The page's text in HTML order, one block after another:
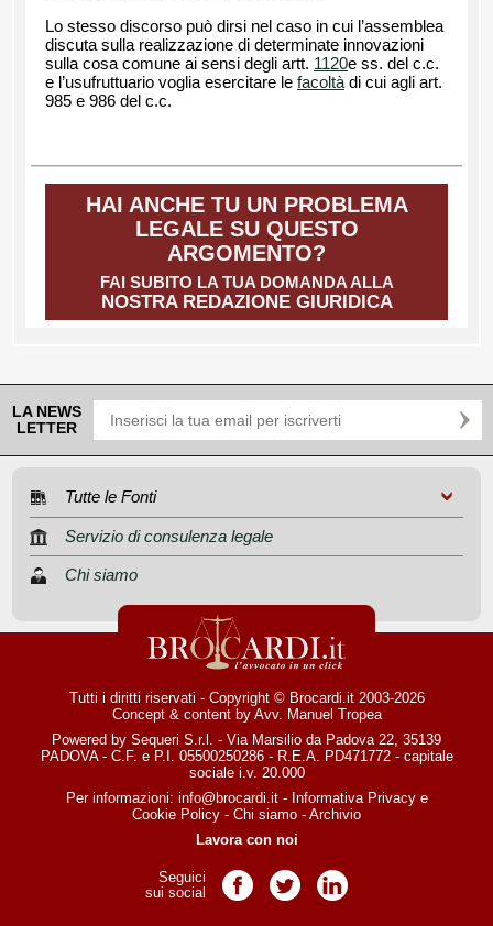
Lo stesso discorso può dirsi nel caso in cui l’assemblea
discuta sulla realizzazione di determinate innovazioni
sulla cosa comune ai sensi degli artt. 1120e ss. del c.c.
e l’usufruttuario voglia esercitare le facoltà di cui agli art.
985 e 986 del c.c.
HAI ANCHE TU UN PROBLEMA
LEGALE SU QUESTO
ARGOMENTO?
FAI SUBITO LA TUA DOMANDA ALLA
NOSTRA REDAZIONE GIURIDICA
LA NEWS
LETTER
Tutte le Fonti
Servizio di consulenza legale
Chi siamo
Tutti i diritti riservati - Copyright © Brocardi.it 2003-2026
Concept & content by Avv. Manuel Tropea
Powered by Sequeri S.r.l. - Via Marsilio da Padova 22, 35139
PADOVA - C.F. e P.I. 05500250286 - R.E.A. PD471772 - capitale
sociale i.v. 20.000
Per informazioni: info@brocardi.it- Informativa Privacye
Cookie Policy - Chi siamo - Archivio
Lavora con noi
Seguici
sui social
Pagina Facebook
Pagina TwitterPagina LinkedIn